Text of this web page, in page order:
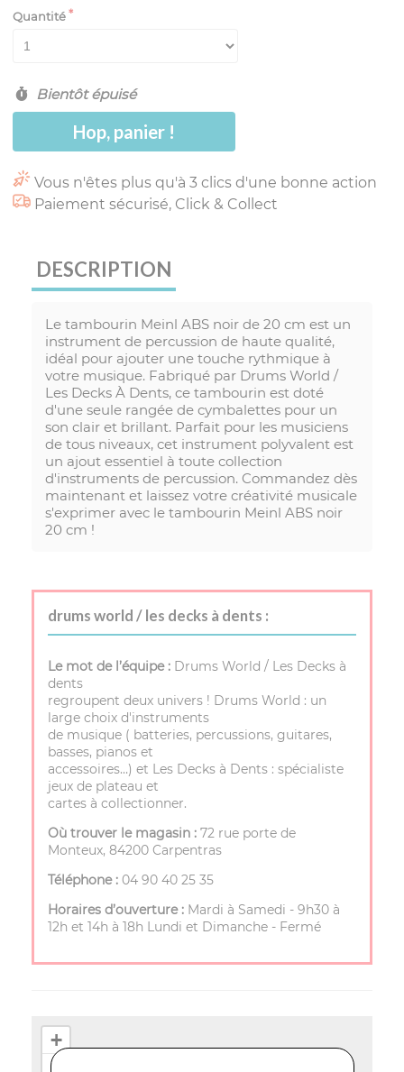
Quantité
Bientôt épuisé
Hop, panier !
Vous n'êtes plus qu'à 3 clics d'une bonne action
Paiement sécurisé, Click & Collect
DESCRIPTION
Le tambourin Meinl ABS noir de 20 cm est un
instrument de percussion de haute qualité,
idéal pour ajouter une touche rythmique à
votre musique. Fabriqué par Drums World /
Les Decks À Dents, ce tambourin est doté
d'une seule rangée de cymbalettes pour un
son clair et brillant. Parfait pour les musiciens
de tous niveaux, cet instrument polyvalent est
un ajout essentiel à toute collection
d'instruments de percussion. Commandez dès
maintenant et laissez votre créativité musicale
s'exprimer avec le tambourin Meinl ABS noir
20 cm !
drums world / les decks à dents :
Le mot de l’équipe : Drums World / Les Decks à
dents
regroupent deux univers ! Drums World : un
large choix d'instruments
de musique ( batteries, percussions, guitares,
basses, pianos et
accessoires…) et Les Decks à Dents : spécialiste
jeux de plateau et
cartes à collectionner.
Où trouver le magasin : 72 rue porte de
Monteux, 84200 Carpentras
Téléphone : 04 90 40 25 35
Horaires d’ouverture : Mardi à Samedi - 9h30 à
12h et 14h à 18h Lundi et Dimanche - Fermé
+
−